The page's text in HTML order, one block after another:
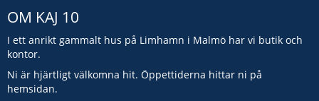
OM KAJ 10
I ett anrikt gammalt hus på Limhamn i Malmö har vi butik och
kontor.
Ni är hjärtligt välkomna hit. Öppettiderna hittar ni på
hemsidan.